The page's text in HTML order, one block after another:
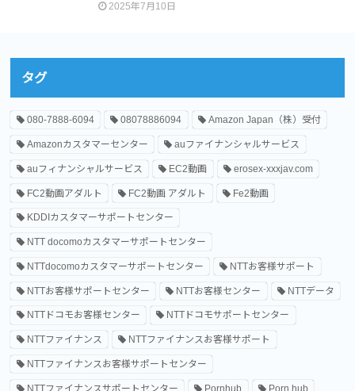
2025年7月10日
タグ
080-7888-6094 08078886094 Amazon Japan（株）受付
Amazonカスタマーセンター auファイナンシャルサービス
auフィナンシャルサービス EC2動画 erosex-xxxjav.com
FC2動画アダルト FC2動画 アダルト Fe2動画
KDDIカスタマーサポートセンター
NTT docomoカスタマーサポートセンター
NTTdocomoカスタマーサポートセンター NTTお客様サポート
NTTお客様サポートセンター NTTお客様センター NTTデータ
NTTドコモお客様センター NTTドコモサポートセンター
NTTファイナンス NTTファイナンスお客様サポート
NTTファイナンスお客様サポートセンター
NTTファイナンスサポートセンター Pornhub Porn hub